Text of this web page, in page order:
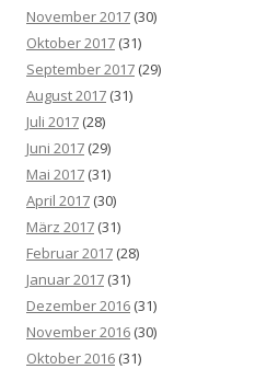
November 2017 (30)
Oktober 2017 (31)
September 2017 (29)
August 2017 (31)
Juli 2017 (28)
Juni 2017 (29)
Mai 2017 (31)
April 2017 (30)
März 2017 (31)
Februar 2017 (28)
Januar 2017 (31)
Dezember 2016 (31)
November 2016 (30)
Oktober 2016 (31)